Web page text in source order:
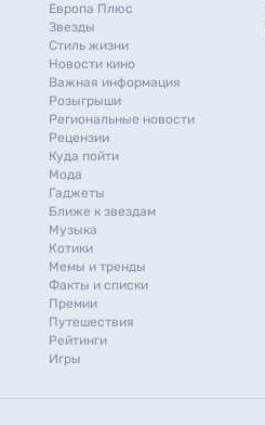
Европа Плюс
Звезды
Стиль жизни
Новости кино
Важная информация
Розыгрыши
Региональные новости
Рецензии
Куда пойти
Мода
Гаджеты
Ближе к звездам
Музыка
Котики
Мемы и тренды
Факты и списки
Премии
Путешествия
Рейтинги
Игры